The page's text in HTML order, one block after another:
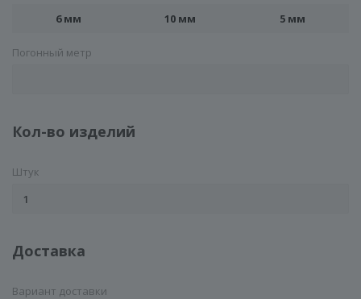
6 мм
10 мм 5 мм
Погонный метр
Кол-во изделий
Штук
Доставка
Вариант доставки